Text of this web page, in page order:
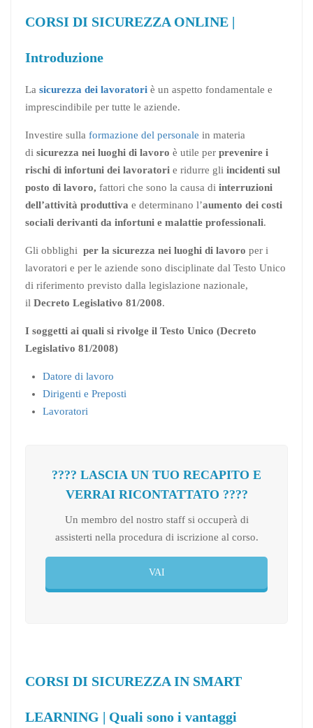
CORSI DI SICUREZZA ONLINE |
Introduzione
La sicurezza dei lavoratori è un aspetto fondamentale e
imprescindibile per tutte le aziende.
Investire sulla formazione del personale in materia
di sicurezza nei luoghi di lavoro è utile per prevenire i
rischi di infortuni dei lavoratori e ridurre gli incidenti sul
posto di lavoro, fattori che sono la causa di interruzioni
dell’attività produttiva e determinano l’aumento dei costi
sociali derivanti da infortuni e malattie professionali.
Gli obblighi per la sicurezza nei luoghi di lavoro per i
lavoratori e per le aziende sono disciplinate dal Testo Unico
di riferimento previsto dalla legislazione nazionale,
il Decreto Legislativo 81/2008.
I soggetti ai quali si rivolge il Testo Unico (Decreto
Legislativo 81/2008)
Datore di lavoro
Dirigenti e Preposti
Lavoratori
???? LASCIA UN TUO RECAPITO E
VERRAI RICONTATTATO ????
Un membro del nostro staff si occuperà di
assisterti nella procedura di iscrizione al corso.
VAI
CORSI DI SICUREZZA IN SMART
LEARNING | Quali sono i vantaggi